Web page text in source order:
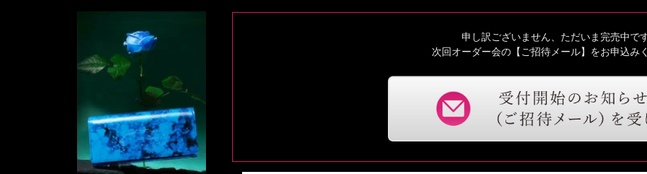
申し訳ございません、ただいま完売中です
次回オーダー会の【ご招待メール】をお申込み